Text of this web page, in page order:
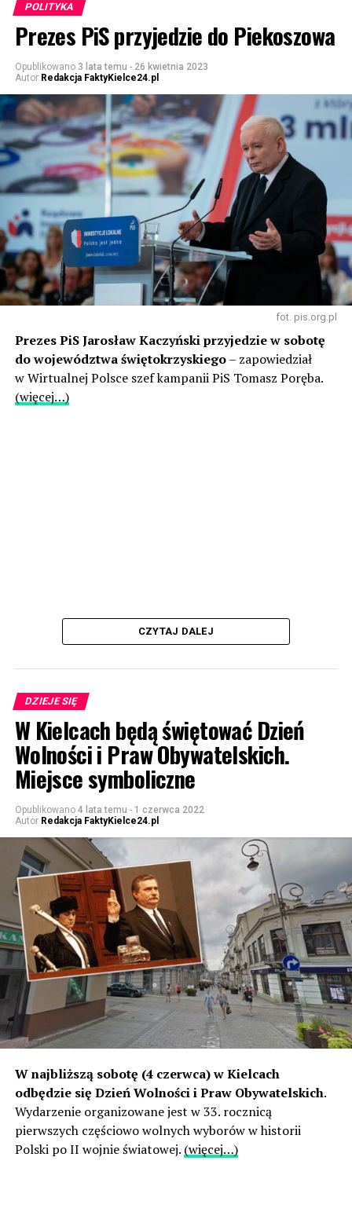
POLITYKA
Prezes PiS przyjedzie do Piekoszowa
Opublikowano 3 lata temu - 26 kwietnia 2023
Autor Redakcja FaktyKielce24.pl
fot. pis.org.pl
Prezes PiS Jarosław Kaczyński przyjedzie w sobotę
do województwa świętokrzyskiego– zapowiedział
w Wirtualnej Polsce szef kampanii PiS Tomasz Poręba.
(więcej…)
CZYTAJ DALEJ
DZIEJE SIĘ
W Kielcach będą świętować Dzień
Wolności i Praw Obywatelskich.
Miejsce symboliczne
Opublikowano 4 lata temu - 1 czerwca 2022
Autor Redakcja FaktyKielce24.pl
W najbliższą sobotę (4 czerwca) w Kielcach
odbędzie się Dzień Wolności i Praw Obywatelskich.
Wydarzenie organizowane jest w 33. rocznicą
pierwszych częściowo wolnych wyborów w historii
Polski po II wojnie światowej. (więcej…)